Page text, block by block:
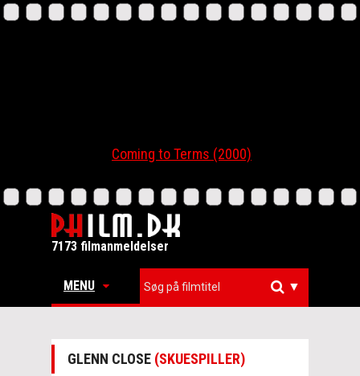
Coming to Terms (2000)
7173 filmanmeldelser
MENU ▼
GLENN CLOSE (SKUESPILLER)